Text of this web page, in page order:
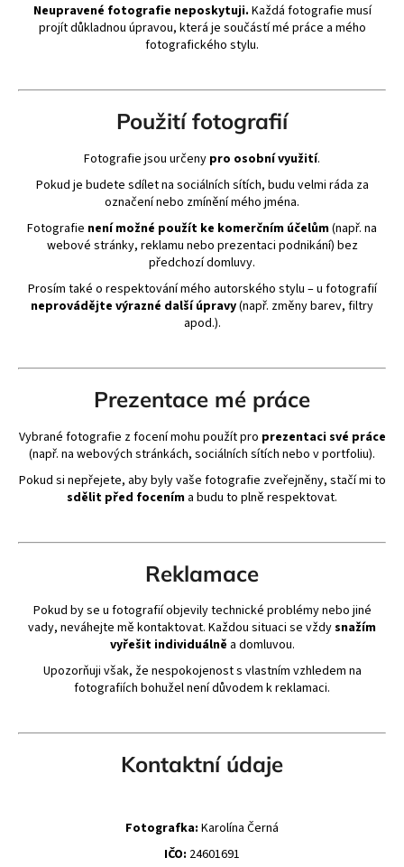
Neupravené fotografie neposkytuji. Každá fotografie musí
projít důkladnou úpravou, která je součástí mé práce a mého
fotografického stylu.
Použití fotografií
Fotografie jsou určeny pro osobní využití.
Pokud je budete sdílet na sociálních sítích, budu velmi ráda za
označení nebo zmínění mého jména.
Fotografie není možné použít ke komerčním účelům(např. na
webové stránky, reklamu nebo prezentaci podnikání) bez
předchozí domluvy.
Prosím také o respektování mého autorského stylu – u fotografií
neprovádějte výrazné další úpravy(např. změny barev, filtry
apod.).
Prezentace mé práce
Vybrané fotografie z focení mohu použít pro prezentaci své práce
(např. na webových stránkách, sociálních sítích nebo v portfoliu).
Pokud si nepřejete, aby byly vaše fotografie zveřejněny, stačí mi to
sdělit před focením a budu to plně respektovat.
Reklamace
Pokud by se u fotografií objevily technické problémy nebo jiné
vady, neváhejte mě kontaktovat. Každou situaci se vždysnažím
vyřešit individuálně a domluvou.
Upozorňuji však, že nespokojenost s vlastním vzhledem na
fotografiích bohužel není důvodem k reklamaci.
Kontaktní údaje
Fotografka: Karolína Černá
IČO: 24601691